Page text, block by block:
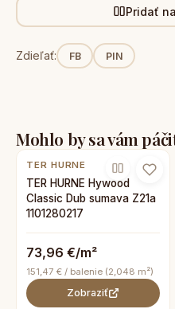
Pridať
Zdieľať: FB PIN
Mohlo by sa vám
TER HURNE
TER HURNE Hywood
Classic Dub sumava Z21a
1101280217
73,96 €/m²
151,47 € / balenie (2,048 m²)
Zobraziť